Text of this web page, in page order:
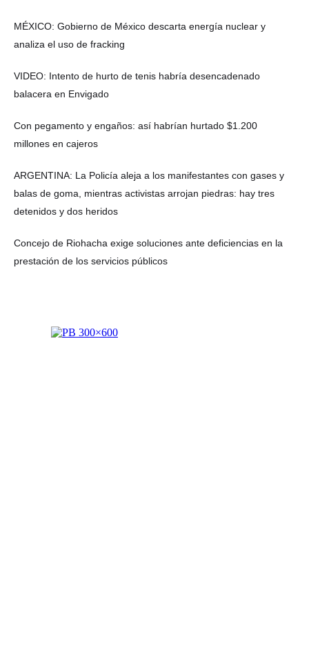
MÉXICO: Gobierno de México descarta energía nuclear y
analiza el uso de fracking
VIDEO: Intento de hurto de tenis habría desencadenado
balacera en Envigado
Con pegamento y engaños: así habrían hurtado $1.200
millones en cajeros
ARGENTINA: La Policía aleja a los manifestantes con gases y
balas de goma, mientras activistas arrojan piedras: hay tres
detenidos y dos heridos
Concejo de Riohacha exige soluciones ante deficiencias en la
prestación de los servicios públicos